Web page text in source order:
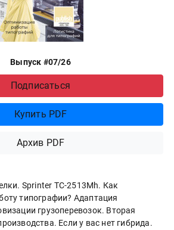
Выпуск #07/26
Подписаться
Купить PDF
Архив PDF
Sprinter ТС-2513Mh. Как
типографии? Адаптация
грузоперевозок. Вторая
Если у вас нет гибрида.